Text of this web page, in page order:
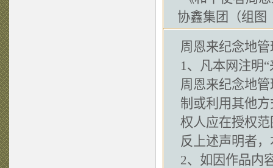
协鑫集团（组图
周恩来纪念地
1、凡本网注明
周恩来纪念地
制或利用其他
权人应在授权
反上述声明者
2、如因作品内